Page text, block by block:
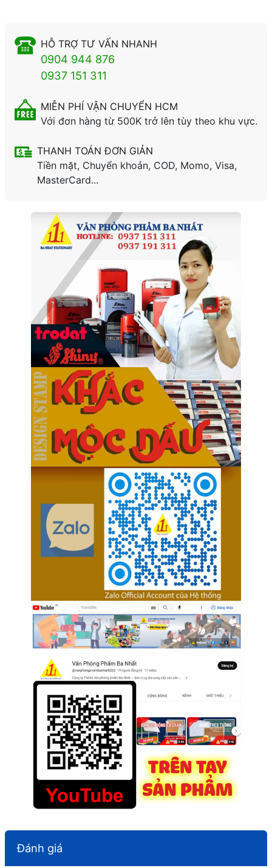
HỖ TRỢ TƯ VẤN NHANH
0904 944 876
0937 151 311
MIỄN PHÍ VẬN CHUYỂN HCM
Với đơn hàng từ 500K trở lên tùy theo khu vực.
THANH TOÁN ĐƠN GIẢN
Tiền mặt, Chuyển khoản, COD, Momo, Visa,
MasterCard...
Đánh giá